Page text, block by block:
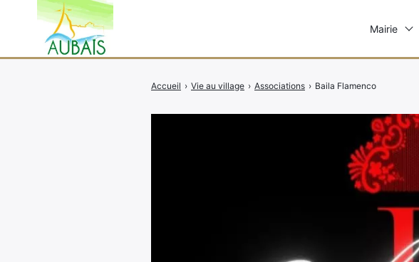
Accueil › Vie au village › Associations › Baila Flamenco
Mairie